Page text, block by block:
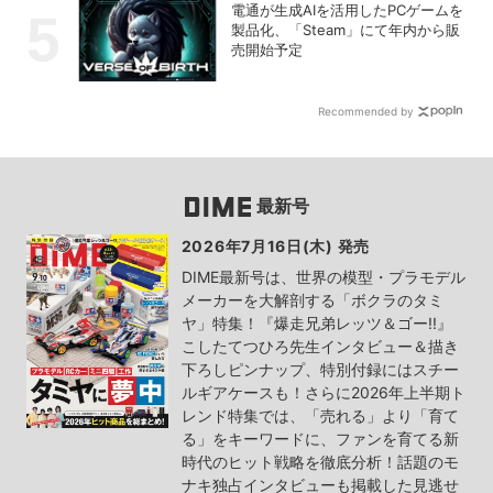
電通が生成AIを活用したPCゲームを
製品化、「Steam」にて年内から販
売開始予定
Recommended by
最新号
2026年7月16日(木) 発売
DIME最新号は、世界の模型・プラモデル
メーカーを大解剖する「ボクラのタミ
ヤ」特集！『爆走兄弟レッツ＆ゴー!!』
こしたてつひろ先生インタビュー＆描き
下ろしピンナップ、特別付録にはスチー
ルギアケースも！さらに2026年上半期ト
レンド特集では、「売れる」より「育て
る」をキーワードに、ファンを育てる新
時代のヒット戦略を徹底分析！話題のモ
ナキ独占インタビューも掲載した見逃せ